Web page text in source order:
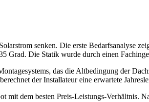
senken. Die erste Bedarfsanalyse
Grad. Die Statik wurde durch einen
das die Altbedingung der
der Installateur eine erwartete
dem besten Preis-Leistungs-Verhältnis.